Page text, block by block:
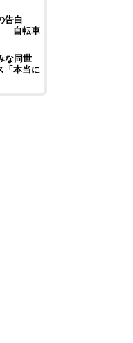
告白
自転車
な同世
「本当に